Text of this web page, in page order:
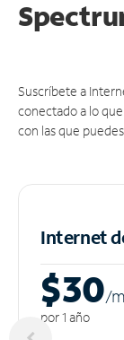
Suscríbete a
conectado a lo
con las que
Internet
$30/m
por 1 año